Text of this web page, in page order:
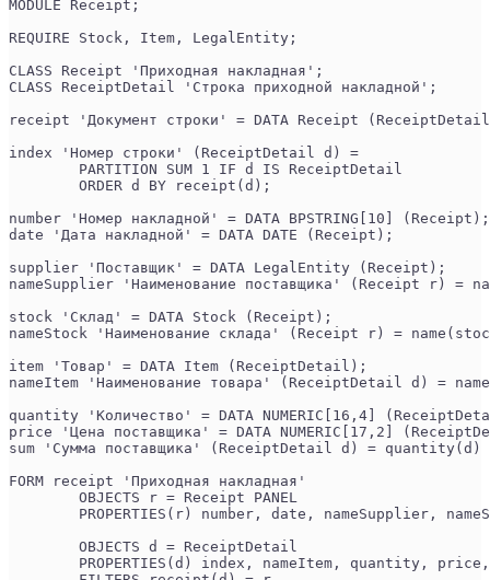
MODULE Receipt;
REQUIRE Stock, Item, LegalEntity;
CLASS Receipt 'Приходная накладная';
CLASS ReceiptDetail 'Строка приходной накладной';
receipt 'Документ строки' = DATA Receipt (ReceiptDetail)
index 'Номер строки' (ReceiptDetail d) =
        PARTITION SUM 1 IF d IS ReceiptDetail
        ORDER d BY receipt(d);
number 'Номер накладной' = DATA BPSTRING[10] (Receipt);
date 'Дата накладной' = DATA DATE (Receipt);
supplier 'Поставщик' = DATA LegalEntity (Receipt);
nameSupplier 'Наименование поставщика' (Receipt r) =
stock 'Склад' = DATA Stock (Receipt);
nameStock 'Наименование склада' (Receipt r) =
item 'Товар' = DATA Item (ReceiptDetail);
nameItem 'Наименование товара' (ReceiptDetail d) =
quantity 'Количество' = DATA NUMERIC[16,4]
price 'Цена поставщика' = DATA NUMERIC[17,2]
sum 'Сумма поставщика' (ReceiptDetail d) =
FORM receipt 'Приходная накладная'
	OBJECTS r = Receipt PANEL
PROPERTIES(r) number, date, nameSupplier,
	OBJECTS d = ReceiptDetail
PROPERTIES(d) index, nameItem, quantity,